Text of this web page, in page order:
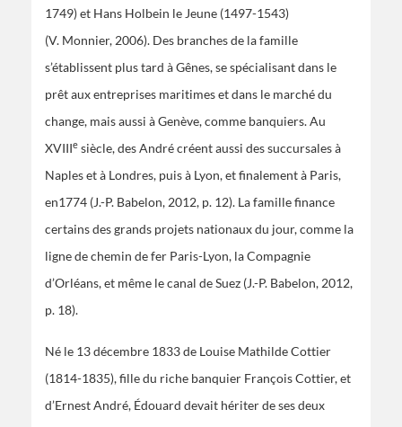
1749) et Hans Holbein le Jeune (1497-1543)
(V. Monnier, 2006). Des branches de la famille
s’établissent plus tard à Gênes, se spécialisant dans le
prêt aux entreprises maritimes et dans le marché du
change, mais aussi à Genève, comme banquiers. Au
XVIIIe siècle, des André créent aussi des succursales à
Naples et à Londres, puis à Lyon, et finalement à Paris,
en1774 (J.-P. Babelon, 2012, p. 12). La famille finance
certains des grands projets nationaux du jour, comme la
ligne de chemin de fer Paris-Lyon, la Compagnie
d’Orléans, et même le canal de Suez (J.-P. Babelon, 2012,
p. 18).
Né le 13 décembre 1833 de Louise Mathilde Cottier
(1814-1835), fille du riche banquier François Cottier, et
d’Ernest André, Édouard devait hériter de ses deux